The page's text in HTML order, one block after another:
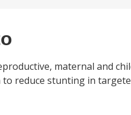
maternal and
reduce stunting in